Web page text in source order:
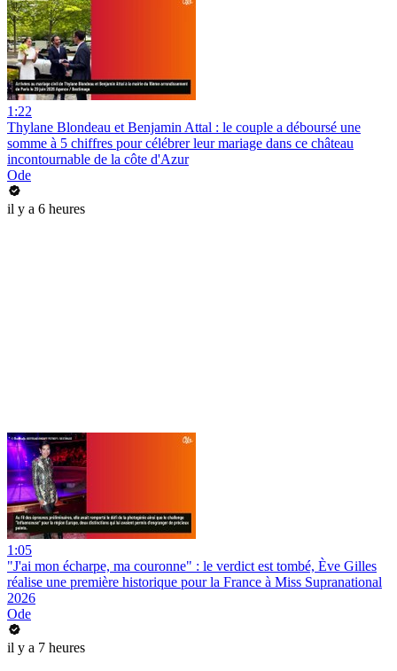
1:22
Thylane Blondeau et Benjamin Attal : le couple a déboursé une
somme à 5 chiffres pour célébrer leur mariage dans ce château
incontournable de la côte d'Azur
Ode
il y a 6 heures
1:05
"J'ai mon écharpe, ma couronne" : le verdict est tombé, Ève Gilles
réalise une première historique pour la France à Miss Supranational
2026
Ode
il y a 7 heures